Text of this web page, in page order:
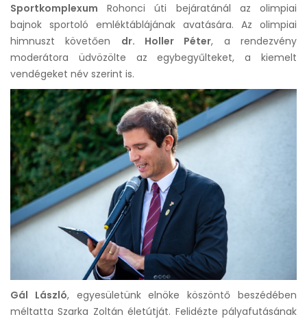
Sportkomplexum Rohonci úti bejáratánál az olimpiai
bajnok sportoló emléktáblájának avatására. Az olimpiai
himnuszt követően dr. Holler Péter, a rendezvény
moderátora üdvözölte az egybegyűlteket, a kiemelt
vendégeket név szerint is.
Gál László, egyesületünk elnöke köszöntő beszédében
méltatta Szarka Zoltán életútját. Felidézte pályafutásának